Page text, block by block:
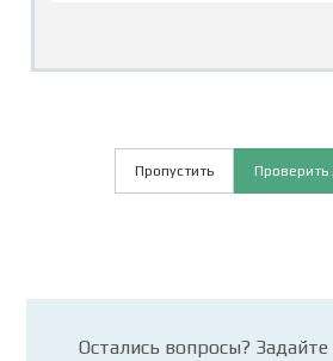
Пропустить Проверить
Остались вопросы?